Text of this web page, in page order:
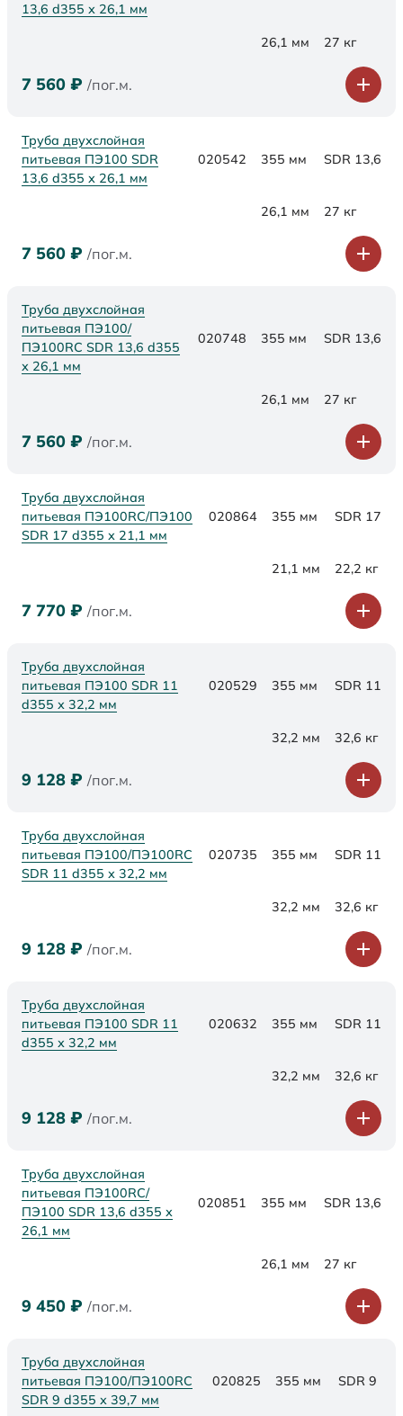
13,6 d355 х 26,1 мм
26,1 мм 27 кг
7 560 ₽ /пог.м.
Труба двухслойная
питьевая ПЭ100 SDR
13,6 d355 х 26,1 мм
020542 355 мм SDR 13,6
26,1 мм 27 кг
7 560 ₽ /пог.м.
Труба двухслойная
питьевая ПЭ100/
ПЭ100RC SDR 13,6 d355
х 26,1 мм
020748 355 мм SDR 13,6
26,1 мм 27 кг
7 560 ₽ /пог.м.
Труба двухслойная
питьевая ПЭ100RC/ПЭ100
SDR 17 d355 х 21,1 мм
020864 355 мм SDR 17
21,1 мм 22,2 кг
7 770 ₽ /пог.м.
Труба двухслойная
питьевая ПЭ100 SDR 11
d355 х 32,2 мм
020529 355 мм SDR 11
32,2 мм 32,6 кг
9 128 ₽ /пог.м.
Труба двухслойная
питьевая ПЭ100/ПЭ100RC
SDR 11 d355 х 32,2 мм
020735 355 мм SDR 11
32,2 мм 32,6 кг
9 128 ₽ /пог.м.
Труба двухслойная
питьевая ПЭ100 SDR 11
d355 х 32,2 мм
020632 355 мм SDR 11
32,2 мм 32,6 кг
9 128 ₽ /пог.м.
Труба двухслойная
питьевая ПЭ100RC/
ПЭ100 SDR 13,6 d355 х
26,1 мм
020851 355 мм SDR 13,6
26,1 мм 27 кг
9 450 ₽ /пог.м.
Труба двухслойная
питьевая ПЭ100/ПЭ100RC
SDR 9 d355 х 39,7 мм
020825 355 мм SDR 9